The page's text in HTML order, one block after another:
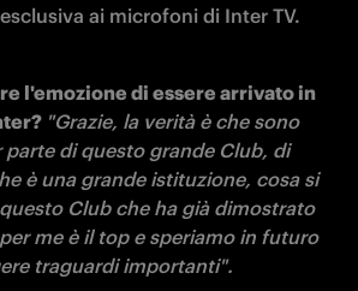
ai microfoni di Inter TV.
l'emozione di essere arrivato in
"Grazie, la verità è che sono
di questo grande Club, di
è una grande istituzione, cosa si
Club che ha già dimostrato
me è il top e speriamo in futuro
traguardi importanti".